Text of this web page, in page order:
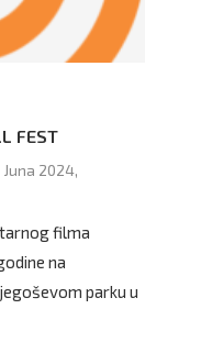
FEST
2024,
filma
na
parku u